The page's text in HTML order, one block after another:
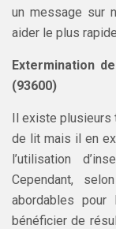
un message sur
aider le plus
Extermination
(93600)
Il existe plusieurs
de lit mais il en
l’utilisation
Cependant,
abordables
bénéficier de